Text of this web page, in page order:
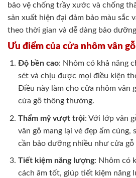
bảo vệ chống trầy xước và chống
sản xuất hiện đại đảm bảo màu sắc
theo thời gian và dễ dàng bảo
Ưu điểm của cửa nhôm vân gỗ
Độ bền cao: Nhôm có khả năng
sét và chịu được mọi điều kiện
Điều này làm cho cửa nhôm vân
cửa gỗ thông thường.
Thẩm mỹ vượt trội: Với lớp vân
vân gỗ mang lại vẻ đẹp ấm cúng,
cần bảo dưỡng nhiều như cửa gỗ
Tiết kiệm năng lượng: Nhôm có
cách âm tốt, giúp tiết kiệm năng